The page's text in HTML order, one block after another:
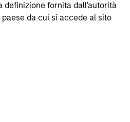
definizione fornita dall’autorità
da cui si accede al sito